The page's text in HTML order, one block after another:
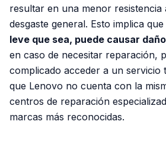
resultar en una menor resistencia
desgaste general. Esto implica que
leve que sea, puede causar
en caso de necesitar reparación,
complicado acceder a un servicio
que Lenovo no cuenta con la
centros de reparación
marcas más reconocidas.